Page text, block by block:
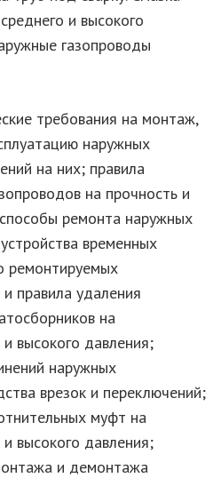
и высокого
газопроводы
требования на монтаж,
наружных
на них; правила
на прочность и
ремонта наружных
временных
ремонтируемых
правила удаления
на
высокого давления;
наружных
врезок и переключений;
муфт на
высокого давления;
и демонтажа